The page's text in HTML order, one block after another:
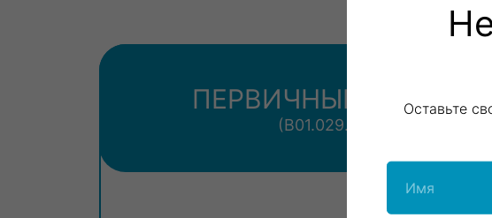
ПЕРВИЧНЫЙ ПРИЕМ
(В01.029.001)
Оставьте